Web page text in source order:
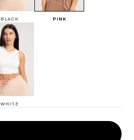
BLACK PINK
WHITE